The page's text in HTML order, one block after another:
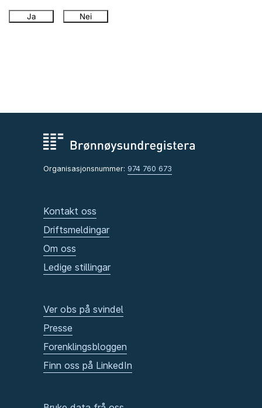
Ja Nei
Organisasjonsnummer: 974 760 673
Kontakt oss
Driftsmeldingar
Om oss
Ledige stillingar
Ver obs på svindel
Presse
Forenklingsbloggen
Finn oss på LinkedIn